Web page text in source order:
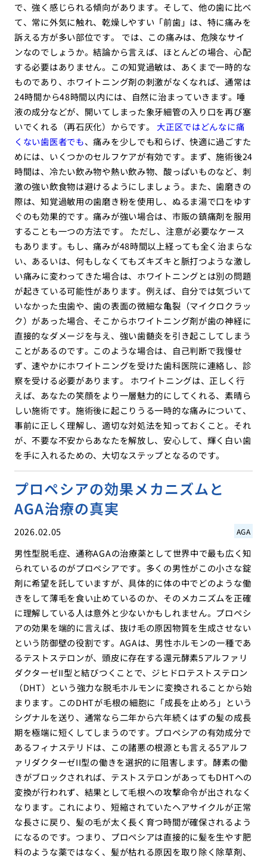
で、強く感じられる傾向があります。そして、他の歯に比べ
て、常に外気に触れ、乾燥しやすい「前歯」は、特に痛みを
訴える方が多い部位です。 では、この痛みは、危険なサイ
ンなのでしょうか。結論から言えば、ほとんどの場合、心配
する必要はありません。この知覚過敏は、あくまで一時的な
ものであり、ホワイトニング剤の刺激がなくなれば、通常は
24時間から48時間以内には、自然に治まっていきます。唾
液の成分などが、開いてしまった象牙細管の入り口を再び塞
いでくれる（再石灰化）からです。大正区ではどんなに痛
くない歯医者でも、痛みを少しでも和らげ、快適に過ごすた
めには、いくつかのセルフケアが有効です。まず、施術後24
時間は、冷たい飲み物や熱い飲み物、酸っぱいものなど、刺
激の強い飲食物は避けるようにしましょう。また、歯磨きの
際は、知覚過敏用の歯磨き粉を使用し、ぬるま湯で口をゆす
ぐのも効果的です。痛みが強い場合は、市販の鎮痛剤を服用
することも一つの方法です。 ただし、注意が必要なケース
もあります。もし、痛みが48時間以上経っても全く治まらな
い、あるいは、何もしなくてもズキズキと脈打つような激し
い痛みに変わってきた場合は、ホワイトニングとは別の問題
が起きている可能性があります。例えば、自分では気づいて
いなかった虫歯や、歯の表面の微細な亀裂（マイクロクラッ
ク）があった場合、そこからホワイトニング剤が歯の神経に
直接的なダメージを与え、強い歯髄炎を引き起こしてしまう
ことがあるのです。このような場合は、自己判断で我慢せ
ず、速やかにホワイトニングを受けた歯科医院に連絡し、診
察を受ける必要があります。 ホワイトニングは、正しく行
えば、あなたの笑顔をより一層魅力的にしてくれる、素晴ら
しい施術です。施術後に起こりうる一時的な痛みについて、
事前に正しく理解し、適切な対処法を知っておくこと。それ
が、不要な不安からあなたを解放し、安心して、輝く白い歯
を手に入れるための、大切なステップとなるのです。
プロペシアの効果メカニズムと
AGA治療の真実
2026.02.05 AGA
男性型脱毛症、通称AGAの治療薬として世界中で最も広く知
られているのがプロペシアです。多くの男性がこの小さな錠
剤に希望を託していますが、具体的に体の中でどのような働
きをして薄毛を食い止めているのか、そのメカニズムを正確
に理解している人は意外と少ないかもしれません。プロペシ
アの効果を端的に言えば、抜け毛の原因物質を生成させない
という防御壁の役割です。AGAは、男性ホルモンの一種であ
るテストステロンが、頭皮に存在する還元酵素5アルファリ
ダクターゼII型と結びつくことで、ジヒドロテストステロン
（DHT）という強力な脱毛ホルモンに変換されることから始
まります。このDHTが毛根の細胞に「成長を止めろ」という
シグナルを送り、通常なら二年から六年続くはずの髪の成長
期を極端に短くしてしまうのです。プロペシアの有効成分で
あるフィナステリドは、この諸悪の根源とも言える5アルフ
ァリダクターゼII型の働きを選択的に阻害します。酵素の働
きがブロックされれば、テストステロンがあってもDHTへの
変換が行われず、結果として毛根への攻撃命令が出されなく
なります。これにより、短縮されていたヘアサイクルが正常
な長さに戻り、髪の毛が太く長く育つ時間が確保されるよう
になるのです。つまり、プロペシアは直接的に髪を生やす肥
料のような薬ではなく、髪が枯れる原因を取り除く除草剤、